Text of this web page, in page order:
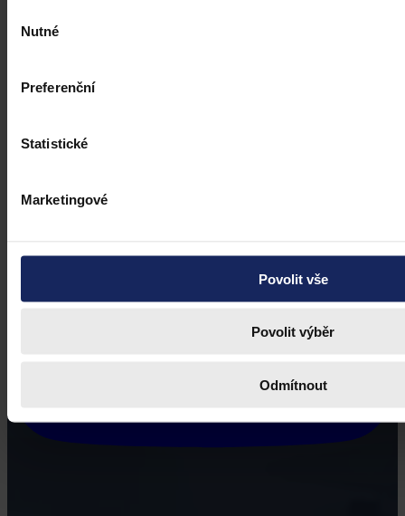
souhlasu
Nutné
Preferenční
Statistické
Marketingové
Povolit vše
Povolit výběr
Odmítnout